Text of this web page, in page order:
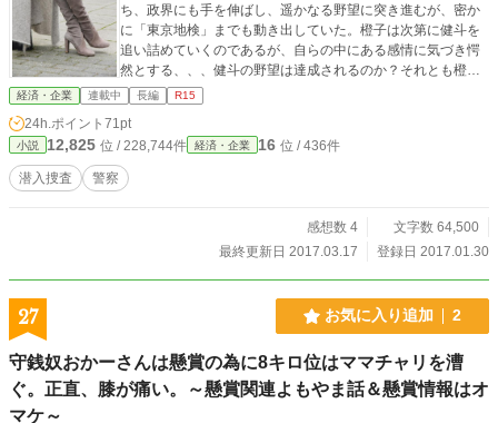
ち、政界にも手を伸ばし、遥かなる野望に突き進むが、密か
に「東京地検」までも動き出していた。橙子は次第に健斗を
追い詰めていくのであるが、自らの中にある感情に気づき愕
然とする、、、健斗の野望は達成されるのか？それとも橙子
が追い詰め潰すのか、、、 【原則週３回以
上の更新】
経済・企業 連載中 長編 R15
24h.ポイント 71pt
小説 12,825 位 / 228,744件 経済・企業 16 位 / 436件
潜入捜査 警察
感想数 4
文字数 64,500
最終更新日 2017.03.17
登録日 2017.01.30
27 お気に入り追加 2
守銭奴おかーさんは懸賞の為に8キロ位はママチャリを漕
ぐ。正直、膝が痛い。～懸賞関連よもやま話＆懸賞情報はオ
マケ～